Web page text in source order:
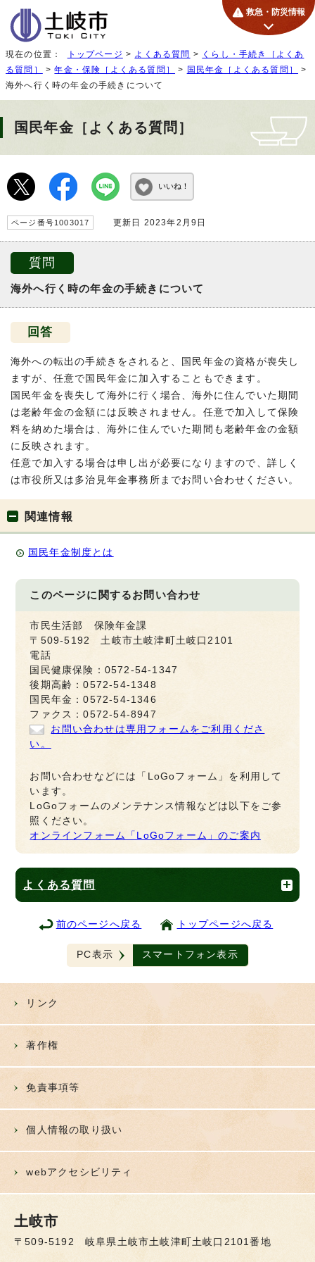
救急・防災情報
現在の位置： トップページ > よくある質問 > くらし・手続き［よくあ
る質問］
>年金・保険［よくある質問］ > 国民年金［よくある質問］
>
海外へ行く時の年金の手続きについて
国民年金［よくある質問］
いいね！
ページ番号1003017 更新日 2023年2月9日
質問
海外へ行く時の年金の手続きについて
回答
海外への転出の手続きをされると、国民年金の資格が喪失し
ますが、任意で国民年金に加入することもできます。
国民年金を喪失して海外に行く場合、海外に住んでいた期間
は老齢年金の金額には反映されません。任意で加入して保険
料を納めた場合は、海外に住んでいた期間も老齢年金の金額
に反映されます。
任意で加入する場合は申し出が必要になりますので、詳しく
は市役所又は多治見年金事務所までお問い合わせください。
関連情報
国民年金制度とは
このページに関するお問い合わせ
市民生活部 保険年金課
〒509-5192 土岐市土岐津町土岐口2101
電話
国民健康保険：0572-54-1347
後期高齢：0572-54-1348
国民年金：0572-54-1346
ファクス：0572-54-8947
お問い合わせは専用フォームをご利用くださ
い。
お問い合わせなどには「LoGoフォーム」を利用して
います。
LoGoフォームのメンテナンス情報などは以下をご参
照ください。
オンラインフォーム「LoGoフォーム」のご案内
よくある質問
前のページへ戻る トップページへ戻る
PC表示 スマートフォン表示
リンク
著作権
免責事項等
個人情報の取り扱い
webアクセシビリティ
土岐市
〒509-5192 岐阜県土岐市土岐津町土岐口2101番地